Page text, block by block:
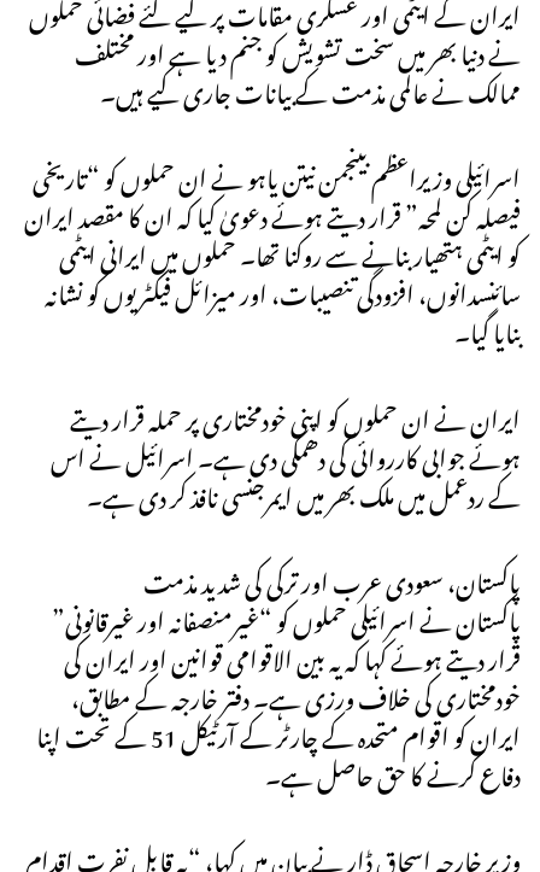
نے دنیا بھر میں سخت تشویش کو جنم دیا ہے اور مختلف
ممالک نے عالمی مذمت کے بیانات جاری کیے ہیں۔
اسرائیلی وزیراعظم بینجمن نیتن یاہو نے ان حملوں کو “تاریخی
فیصلہ کن لمحہ” قرار دیتے ہوئے دعویٰ کیا کہ ان کا مقصد ایران
کو ایٹمی ہتھیار بنانے سے روکنا تھا۔ حملوں میں ایرانی ایٹمی
سائنسدانوں، افزودگی تنصیبات، اور میزائل فیکٹریوں کو نشانہ
بنایا گیا۔
ایران نے ان حملوں کو اپنی خودمختاری پر حملہ قرار دیتے
ہوئے جوابی کارروائی کی دھمکی دی ہے۔ اسرائیل نے اس
کے ردعمل میں ملک بھر میں ایمرجنسی نافذ کر دی ہے۔
پاکستان، سعودی عرب اور ترکی کی شدید مذمت
پاکستان نے اسرائیلی حملوں کو “غیرمنصفانہ اور غیرقانونی”
قرار دیتے ہوئے کہا کہ یہ بین الاقوامی قوانین اور ایران کی
خودمختاری کی خلاف ورزی ہے۔ دفتر خارجہ کے مطابق،
ایران کو اقوام متحدہ کے چارٹر کے آرٹیکل 51 کے تحت اپنا
دفاع کرنے کا حق حاصل ہے۔
وزیر خارجہ اسحاق ڈار نے بیان میں کہا، “یہ قابل نفرت اقدام